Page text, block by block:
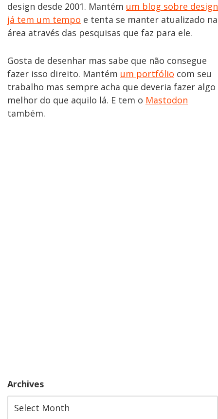
design desde 2001. Mantém um blog sobre design
já tem um tempo e tenta se manter atualizado na
área através das pesquisas que faz para ele.
Gosta de desenhar mas sabe que não consegue
fazer isso direito. Mantém um portfólio com seu
trabalho mas sempre acha que deveria fazer algo
melhor do que aquilo lá. E tem o Mastodon
também.
Archives